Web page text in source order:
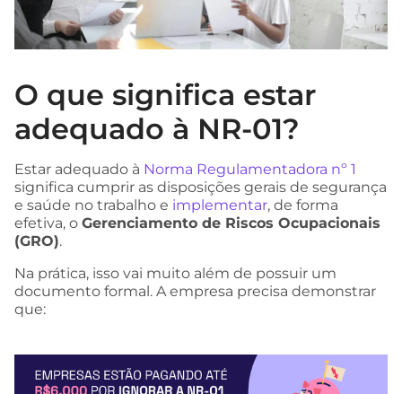
O que significa estar
adequado à NR-01?
Estar adequado à Norma Regulamentadora nº 1
significa cumprir as disposições gerais de segurança
e saúde no trabalho e implementar, de forma
efetiva, o Gerenciamento de Riscos Ocupacionais
(GRO).
Na prática, isso vai muito além de possuir um
documento formal. A empresa precisa demonstrar
que: